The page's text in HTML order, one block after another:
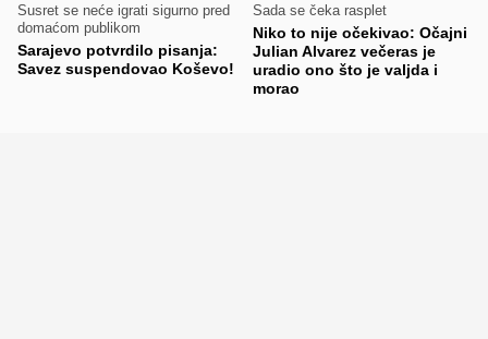
Susret se neće igrati sigurno pred
domaćom publikom
Sarajevo potvrdilo pisanja:
Savez suspendovao Koševo!
Sada se čeka rasplet
Niko to nije očekivao: Očajni
Julian Alvarez večeras je
uradio ono što je valjda i
morao